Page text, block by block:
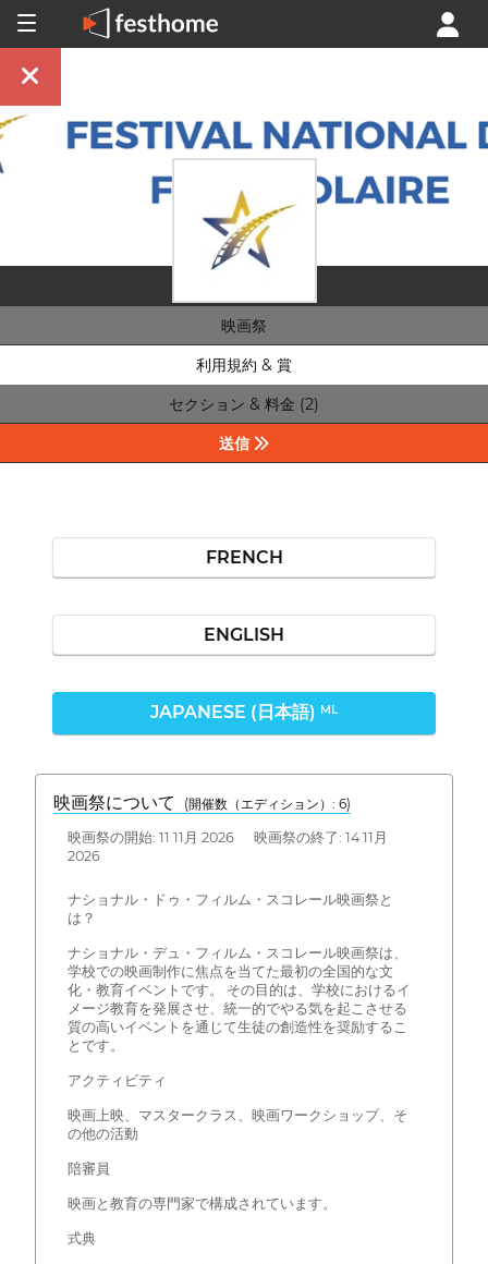
映画祭
利用規約 & 賞
セクション & 料金 (2)
送信
FRENCH
ENGLISH
JAPANESE (日本語) ML
映画祭について (開催数（エディション）: 6)
映画祭の開始: 11 11月 2026 映画祭の終了: 14 11月
2026
ナショナル・ドゥ・フィルム・スコレール映画祭と
は？
ナショナル・デュ・フィルム・スコレール映画祭は、
学校での映画制作に焦点を当てた最初の全国的な文
化・教育イベントです。 その目的は、学校におけるイ
メージ教育を発展させ、統一的でやる気を起こさせる
質の高いイベントを通じて生徒の創造性を奨励するこ
とです。
アクティビティ
映画上映、マスタークラス、映画ワークショップ、そ
の他の活動
陪審員
映画と教育の専門家で構成されています。
式典